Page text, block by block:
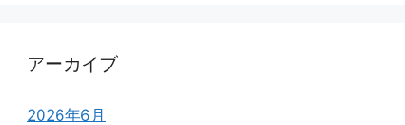
アーカイブ
2026年6月